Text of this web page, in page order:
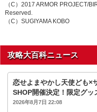
（C）2017 ARMOR PROJECT/
Reserved.
（C）SUGIYAMA KOBO
攻略大百科ニュース
恋せよまやかし天使ども×
SHOP開催決定！限定グッ
2026年8月7日 22:08